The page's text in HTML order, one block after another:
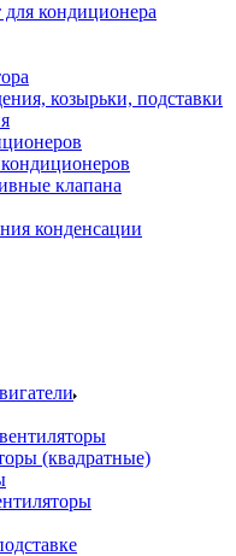
кондиционера
козырьки, подставки
клапана
конденсации
(квадратные)